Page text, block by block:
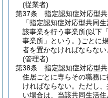
(従業者)
第37条
指定認知症対応型
「指定認知症対応型共同
該事業を行う事業所(以下
事業所」という。)ごとに
者を置かなければならない
(管理者)
第38条
指定認知症対応型
住居ごとに専らその職務
ければならない。 ただし
い場合は、当該共同生活